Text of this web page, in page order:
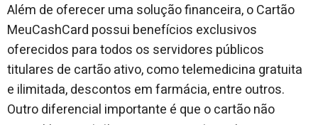
Além de oferecer uma solução financeira, o Cartão
MeuCashCard possui benefícios exclusivos
oferecidos para todos os servidores públicos
titulares de cartão ativo, como telemedicina gratuita
e ilimitada, descontos em farmácia, entre outros.
Outro diferencial importante é que o cartão não